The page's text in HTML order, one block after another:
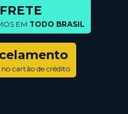
FRETE
EM TODO BRASIL
no cartão de crédito